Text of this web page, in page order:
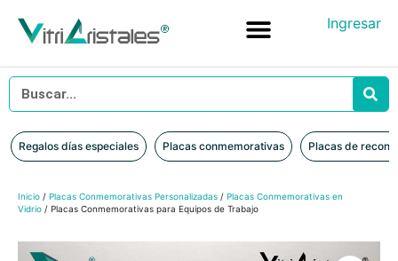
Ingresar
Regalos días especiales Placas conmemorativas Placas de
Inicio / Placas Conmemorativas Personalizadas / Placas Conmemorativas en
Vidrio / Placas Conmemorativas para Equipos de Trabajo